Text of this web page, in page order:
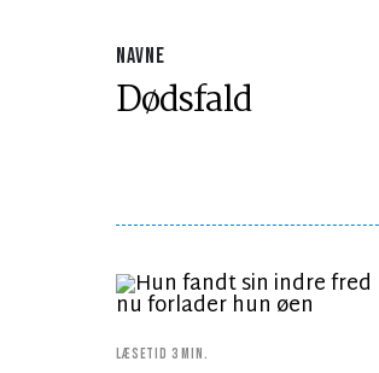
NAVNE
Dødsfald
LÆSETID 3 MIN.